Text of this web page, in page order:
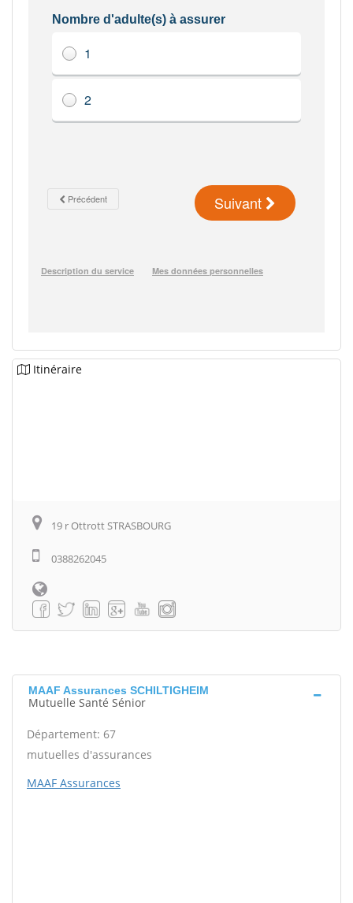
Itinéraire
19 r Ottrott STRASBOURG
0388262045
MAAF Assurances SCHILTIGHEIM
Mutuelle Santé Sénior
Département: 67
mutuelles d'assurances
MAAF Assurances